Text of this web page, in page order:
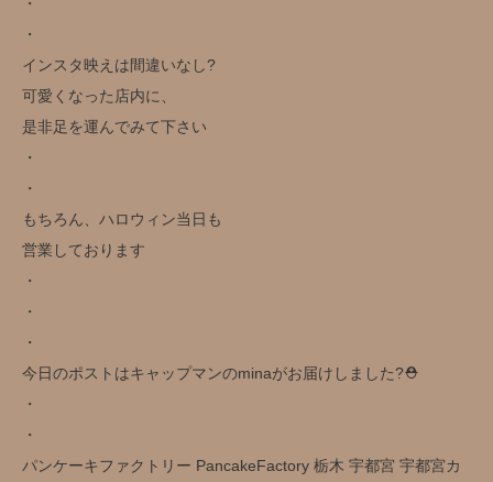
・
インスタ映えは間違いなし️?
可愛くなった店内に、
是非足を運んでみて下さい️
・
・
もちろん、ハロウィン当日も
営業しております
・
・
・
今日のポストはキャップマンのminaがお届けしました?⛑
・
・
パンケーキファクトリー PancakeFactory 栃木 宇都宮 宇都宮カ